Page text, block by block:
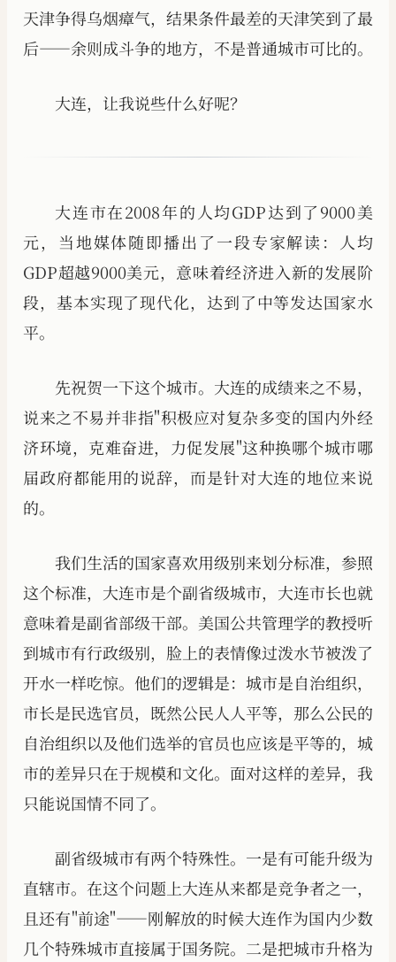
天津争得乌烟瘴气，结果条件最差的天津笑到了最
后——余则成斗争的地方，不是普通城市可比的。
大连，让我说些什么好呢？
大连市在2008年的人均GDP达到了9000美
元，当地媒体随即播出了一段专家解读：人均
GDP超越9000美元，意味着经济进入新的发展阶
段，基本实现了现代化，达到了中等发达国家水
平。
先祝贺一下这个城市。大连的成绩来之不易，
说来之不易并非指"积极应对复杂多变的国内外经
济环境，克难奋进，力促发展"这种换哪个城市哪
届政府都能用的说辞，而是针对大连的地位来说
的。
我们生活的国家喜欢用级别来划分标准，参照
这个标准，大连市是个副省级城市，大连市长也就
意味着是副省部级干部。美国公共管理学的教授听
到城市有行政级别，脸上的表情像过泼水节被泼了
开水一样吃惊。他们的逻辑是：城市是自治组织，
市长是民选官员，既然公民人人平等，那么公民的
自治组织以及他们选举的官员也应该是平等的，城
市的差异只在于规模和文化。面对这样的差异，我
只能说国情不同了。
副省级城市有两个特殊性。一是有可能升级为
直辖市。在这个问题上大连从来都是竞争者之一，
且还有"前途"——刚解放的时候大连作为国内少数
几个特殊城市直接属于国务院。二是把城市升格为